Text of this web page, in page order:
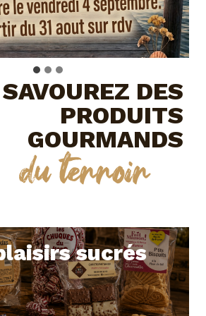
SAVOUREZ DES
PRODUITS
GOURMANDS
du terroir
sucrés